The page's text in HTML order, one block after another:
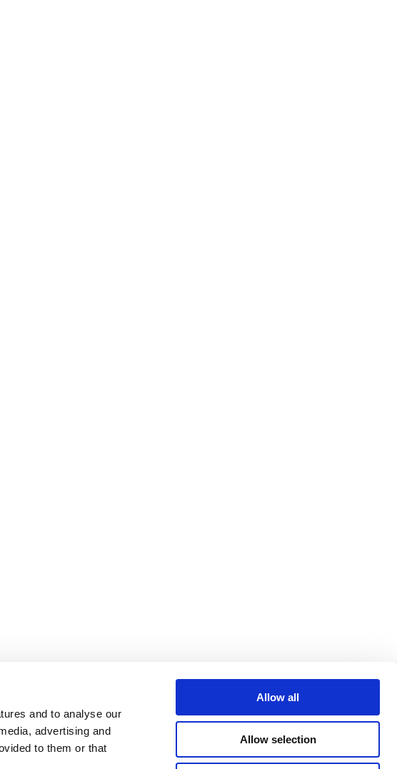
and to analyse our
advertising and
to them or that
Allow all
Allow selection